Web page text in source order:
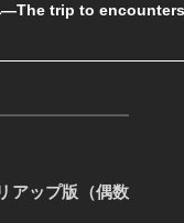
―The trip to
アップ版（偶数